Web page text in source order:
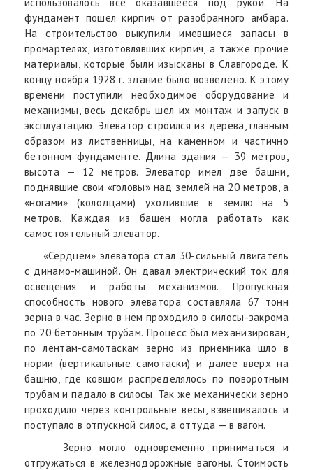
фундамент пошел кирпич от разобранного амбара.
На строительство выкупили имевшиеся запасы в
промартелях, изготовлявших кирпич, а также прочие
материалы, которые были изысканы в Славгороде. К
концу ноября 1928 г. здание было возведено. К этому
времени поступили необходимое оборудование и
механизмы, весь декабрь шел их монтаж и запуск в
эксплуатацию. Элеватор строился из дерева, главным
образом из лиственницы, на каменном и частично
бетонном фундаменте. Длина здания — 39 метров,
высота — 12 метров. Элеватор имел две башни,
поднявшие свои «головы» над землей на 20 метров, а
«ногами» (колодцами) уходившие в землю на 5
метров. Каждая из башен могла работать как
самостоятельный элеватор.
«Сердцем» элеватора стал 30-сильный двигатель
с динамо-машиной. Он давал электрический ток для
освещения и работы механизмов. Пропускная
способность нового элеватора составляла 67 тонн
зерна в час. Зерно в нем проходило в силосы-закрома
по 20 бетонным трубам. Процесс был механизирован,
по лентам-самотаскам зерно из приемника шло в
нории (вертикальные самотаски) и далее вверх на
башню, где ковшом распределялось по поворотным
трубам и падало в силосы. Так же механически зерно
проходило через контрольные весы, взвешивалось и
поступало в отпускной силос, а оттуда — в вагон.
Зерно могло одновременно приниматься и
отгружаться в железнодорожные вагоны. Стоимость